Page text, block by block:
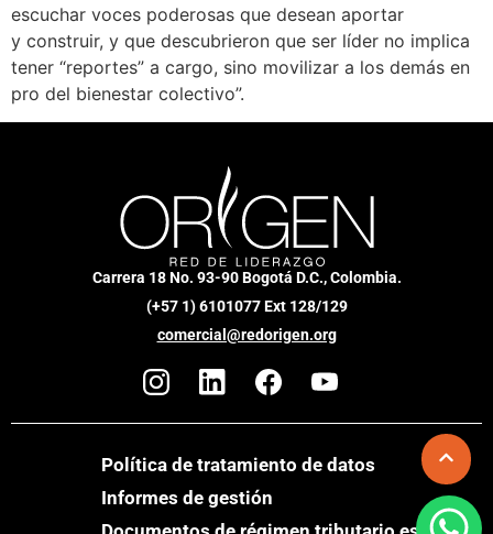
escuchar voces poderosas que desean aportar
y construir, y que descubrieron que ser líder no implica
tener “reportes” a cargo, sino movilizar a los demás en
pro del bienestar colectivo”.
Carrera 18 No. 93-90 Bogotá D.C., Colombia.
(+57 1) 6101077 Ext 128/129
comercial@redorigen.org
Política de tratamiento de datos
Informes de gestión